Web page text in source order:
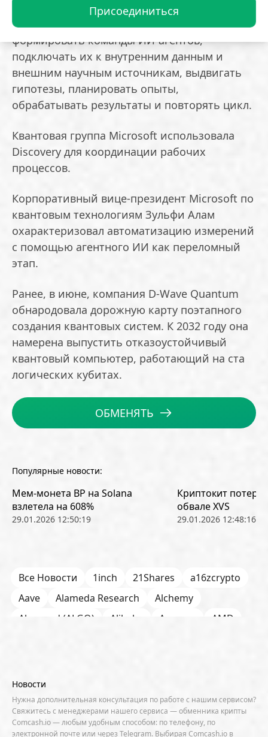
Присоединиться
предназначенной для научных исследований
и разработок. Она дает возможность
формировать команды ИИ-агентов,
подключать их к внутренним данным и
внешним научным источникам, выдвигать
гипотезы, планировать опыты,
обрабатывать результаты и повторять цикл.
Квантовая группа Microsoft использовала
Discovery для координации рабочих
процессов.
Корпоративный вице-президент Microsoft по
квантовым технологиям Зульфи Алам
охарактеризовал автоматизацию измерений
с помощью агентного ИИ как переломный
этап.
Ранее, в июне, компания D-Wave Quantum
обнародовала дорожную карту поэтапного
создания квантовых систем. К 2032 году она
намерена выпустить отказоустойчивый
квантовый компьютер, работающий на ста
логических кубитах.
ОБМЕНЯТЬ
Популярные новости:
Мем-монета BP на Solana
взлетела на 608%
29.01.2026 12:50:19
Криптокит
обвале XVS
29.01.2026 12:48:16
Все Новости 1inch 21Shares
a16zcrypto
Aave
Alameda Research
Alchemy
Algorand (ALGO)
Alibaba Amazon
AMD
Aster
Binance
BIS Bitcoin Core
Bitcoin Pizza Day
Bitfarms
Bitfinex Bitget
Bithumb
Новости
Нужна дополнительная консультация по работе с нашим сервисом?
Свяжитесь с менеджерами нашего сервиса — обменника крипты
Comcash.io — любым удобным способом: по телефону, по
электронной почте или через Telegram. Выбирая Comcash.io в